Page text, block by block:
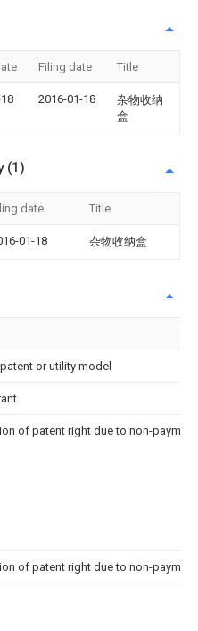
Filing date Title
2016-01-18
杂物收纳
盒
(1)
date Title
01-18 杂物收纳盒
or utility model
of patent right due to non-
of patent right due to non-